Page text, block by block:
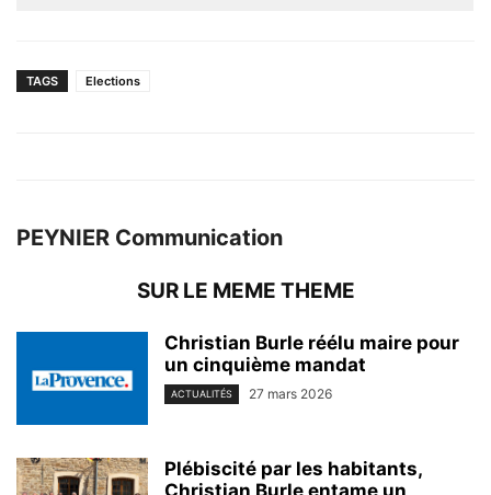
TAGS Elections
PEYNIER Communication
SUR LE MEME THEME
Christian Burle réélu maire pour
un cinquième mandat
ACTUALITÉS 27 mars 2026
Plébiscité par les habitants,
Christian Burle entame un